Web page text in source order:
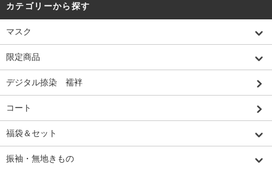
カテゴリーから探す
マスク
限定商品
デジタル捺染 襦袢
コート
福袋＆セット
振袖・無地きもの